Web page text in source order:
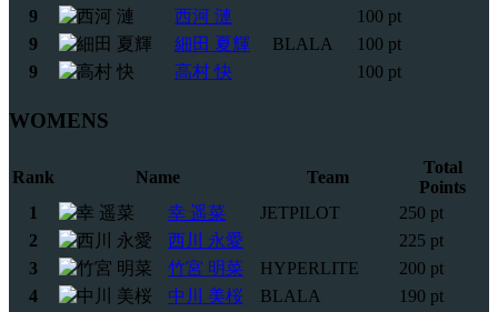
9
西河 漣
100 pt
9
細田 夏輝 BLALA
100 pt
9
高村 快 100 pt
WOMENS
Rank Name Team
Total
Points
1
幸 遥菜 JETPILOT
250 pt
2
西川 永愛
225 pt
3
竹宮 明菜 HYPERLITE
200 pt
4
中川 美桜 BLALA 190 pt